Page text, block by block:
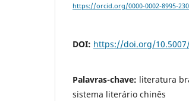
https://orcid.org/0000-0002-8995-
DOI: https://doi.org/
Palavras-chave: literatura
sistema literário chinês